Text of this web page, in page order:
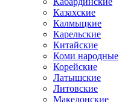
Казахские
Калмыцкие
Карельские
Китайские
Коми народные
Корейские
Латышские
Литовские
Македонские